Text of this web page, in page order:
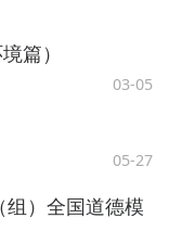
篇）
03-05
05-27
）全国道德模